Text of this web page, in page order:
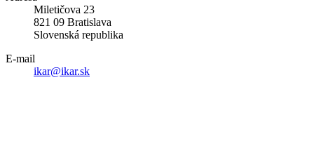
Miletičova 23
821 09 Bratislava
Slovenská republika
E-mail
ikar@ikar.sk